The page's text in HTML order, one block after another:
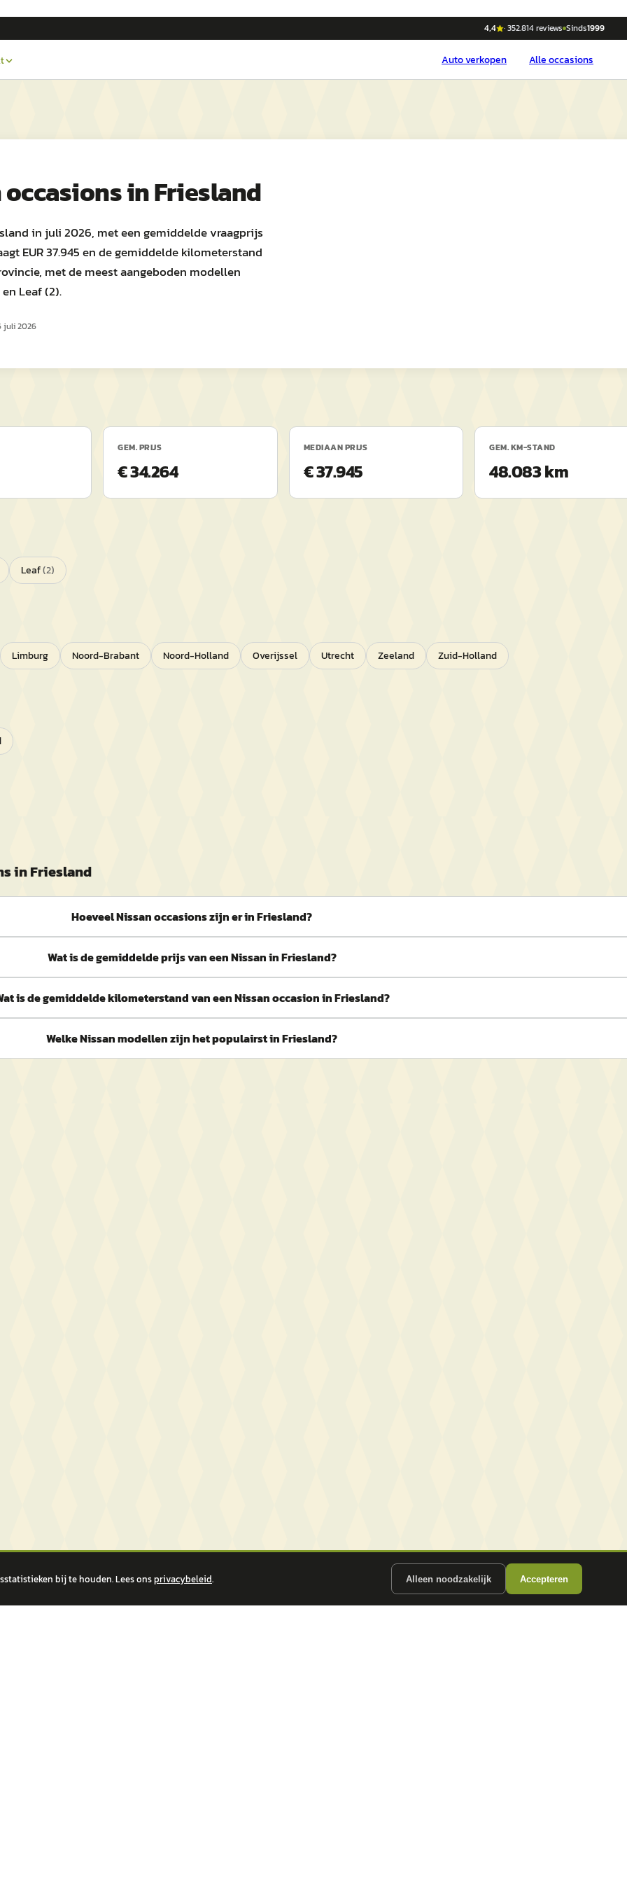
4,4 ·352.814reviews Sinds1999
Autoverkopen Alle occasions
occasions inFriesland
in juli 2026, met een gemiddelde vraagprijs
EUR 37.945 en de gemiddelde kilometerstand
met de meest aangeboden modellen
Leaf (2).
juli 2026
GEM. PRIJS
€ 34.264
MEDIAAN PRIJS
€ 37.945
GEM. KM-STAND
48.083 km
Leaf(2)
Limburg Noord-Brabant Noord-Holland Overijssel Utrecht Zeeland Zuid-Holland
inFriesland
Hoeveel Nissan occasions zijn er in Friesland?
Wat is de gemiddelde prijs van een Nissan in Friesland?
is de gemiddelde kilometerstand van een Nissan occasion in Friesland?
Welke Nissan modellen zijn het populairst in Friesland?
bij te houden. Lees onsprivacybeleid. Alleen noodzakelijk Accepteren